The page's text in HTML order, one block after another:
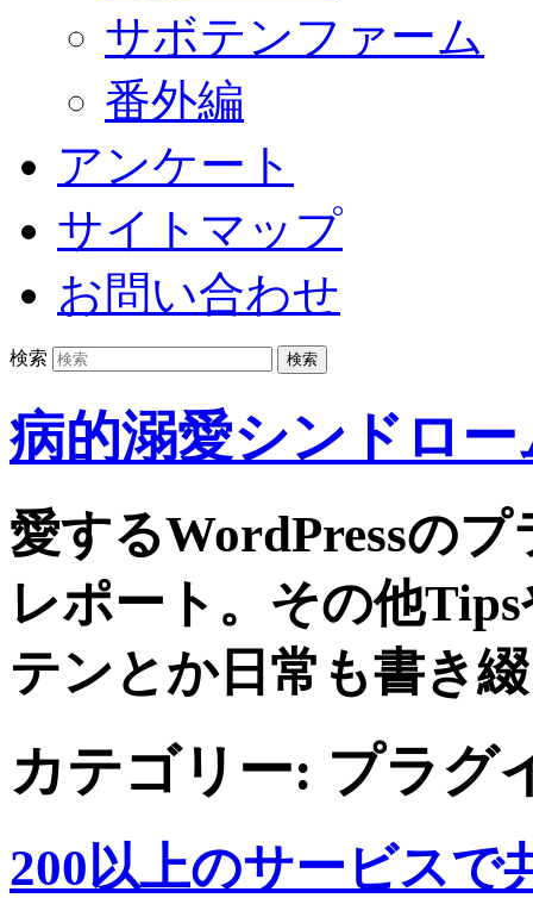
サボテンファーム
番外編
アンケート
サイトマップ
お問い合わせ
検索
病的溺愛シンドロー
愛するWordPressの
レポート。その他
テンとか日常も書き
カテゴリー: プラグ
200以上のサービスで